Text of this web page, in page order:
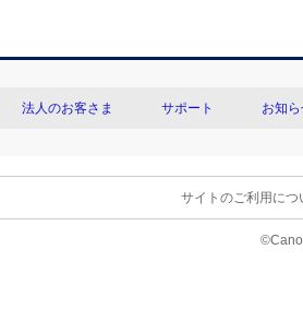
法人のお客さま サポート お知
サイトのご利用につ